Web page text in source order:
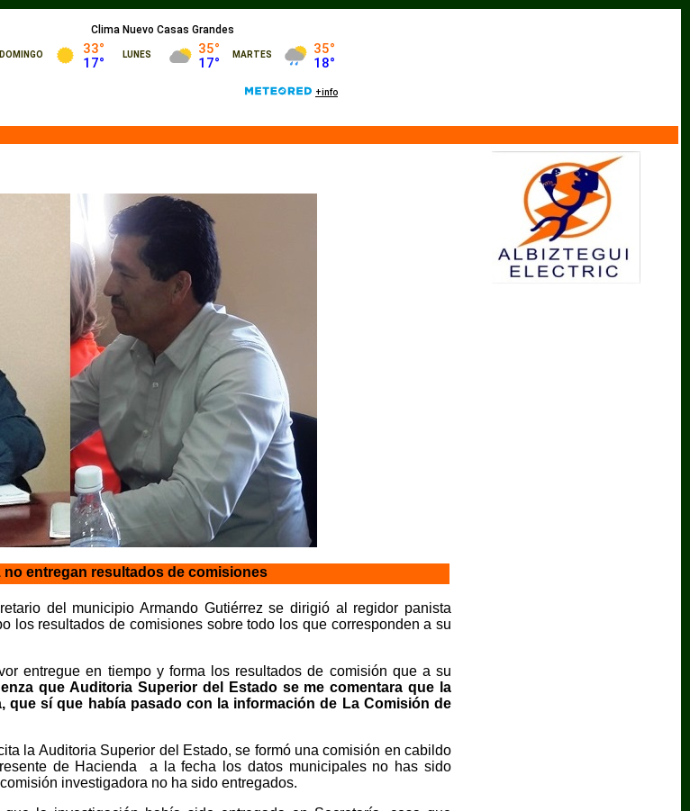
no entregan resultados de comisiones
del municipio Armando Gutiérrez se dirigió al regidor panista
los resultados de comisiones sobre todo los que corresponden a su
entregue en tiempo y forma los resultados de comisión que a su
que Auditoria Superior del Estado se me comentara que la
que sí que había pasado con la información de La Comisión de
la Auditoria Superior del Estado, se formó una comisión en cabildo
de Hacienda a la fecha los datos municipales no has sido
investigadora no ha sido entregados.